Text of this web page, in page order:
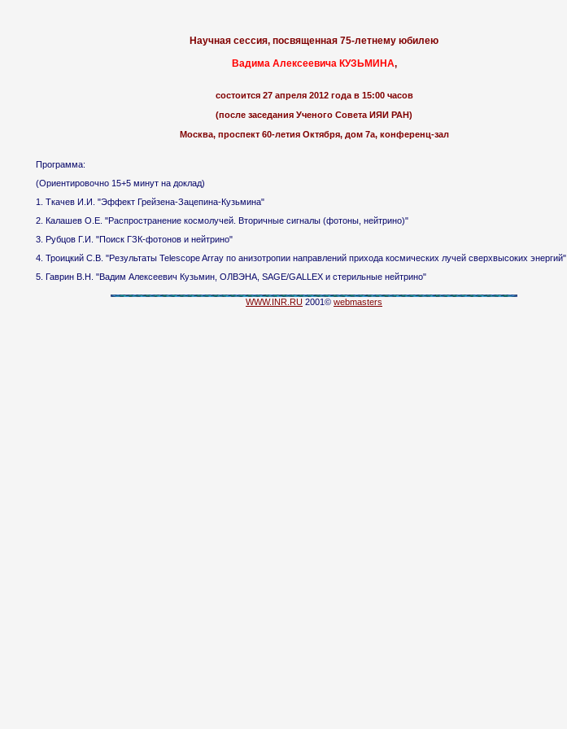
Научная сессия, посвященная 75-летнему юбилею
Вадима Алексеевича КУЗЬМИНА,
состоится 27 апреля 2012 года в 15:00 часов
(после заседания Ученого Совета ИЯИ РАН)
Москва, проспект 60-летия Октября, дом 7а, конференц-зал
Программа:
(Ориентировочно 15+5 минут на доклад)
1. Ткачев И.И. "Эффект Грейзена-Зацепина-Кузьмина"
2. Калашев О.Е. "Распространение космолучей. Вторичные сигналы (фотоны, нейтрино)"
3. Рубцов Г.И. "Поиск ГЗК-фотонов и нейтрино"
4. Троицкий С.В. "Результаты Telescope Array по анизотропии направлений прихода космических лучей сверхвысоких энергий"
5. Гаврин В.Н. "Вадим Алексеевич Кузьмин, ОЛВЭНА, SAGE/GALLEX и стерильные нейтрино"
WWW.INR.RU 2001© webmasters